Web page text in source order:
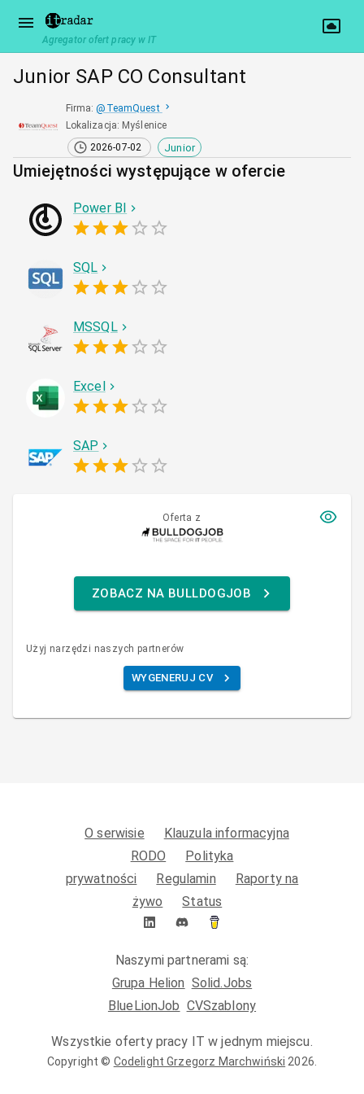
Agregator ofert pracy w IT
Junior SAP CO Consultant
Firma: @ TeamQuest
Lokalizacja: Myślenice
2026-07-02
Junior
Umiejętności występujące w ofercie
Power BI
SQL
MSSQL
Excel
SAP
Oferta z
ZOBACZ NA BULLDOGJOB
Użyj narzędzi naszych partnerów
WYGENERUJ CV
O serwisie
Klauzula informacyjna
RODO
Polityka
prywatności
Regulamin
Raporty na
żywo
Status
Naszymi partnerami są:
Grupa Helion Solid.Jobs
BlueLionJob CVSzablony
Wszystkie oferty pracy IT w jednym miejscu.
Copyright © Codelight Grzegorz Marchwiński 2026